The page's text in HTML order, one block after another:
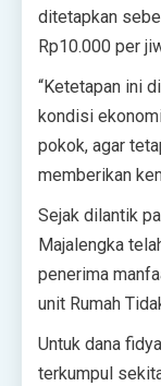
ditetapkan
Rp10.000 per
“Ketetapan ini
kondisi
pokok, agar
memberikan
Sejak dilantik
Majalengka
penerima
unit Rumah
Untuk dana
terkumpul